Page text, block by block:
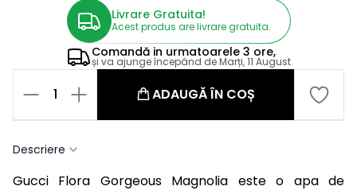
Livrare Gratuita!
Acest produs are livrare gratuita.
Comandă in urmatoarele 3 ore,
și va ajunge începând deMarți, 11 August
1 ADAUGĂ ÎN COȘ
Descriere
Gucci Flora Gorgeous Magnolia este o apa de